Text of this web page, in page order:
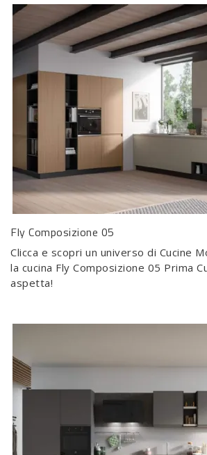
Fly Composizione 05
Clicca e scopri un universo di Cucine
la cucina Fly Composizione 05 Prima
aspetta!